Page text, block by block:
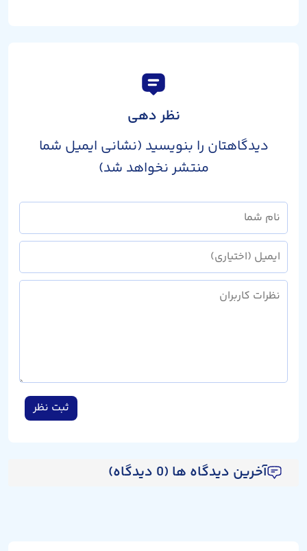
نظر دهی
دیدگاهتان را بنویسید (نشانی ایمیل شما
منتشر نخواهد شد)
ثبت نظر
آخرین دیدگاه ها (0 دیدگاه)